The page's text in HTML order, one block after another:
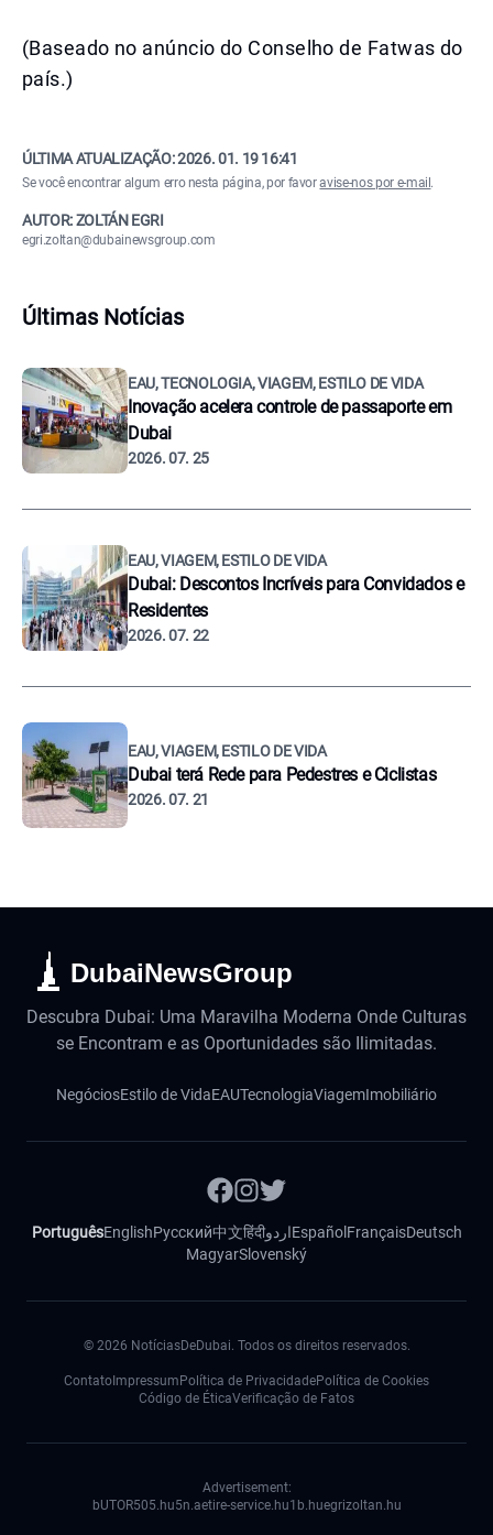
(Baseado no anúncio do Conselho de Fatwas do
país.)
ÚLTIMA ATUALIZAÇÃO:2026. 01. 19 16:41
Se você encontrar algum erro nesta página, por favoravise-nos por e-mail .
AUTOR: ZOLTÁN EGRI
egri.zoltan@dubainewsgroup.com
Últimas Notícias
EAU, TECNOLOGIA, VIAGEM, ESTILO DE VIDA
Inovação acelera controle de passaporte em
Dubai
2026. 07. 25
EAU, VIAGEM, ESTILO DE VIDA
Dubai: Descontos Incríveis para Convidados e
Residentes
2026. 07. 22
EAU, VIAGEM, ESTILO DE VIDA
Dubai terá Rede para Pedestres e Ciclistas
2026. 07. 21
DubaiNewsGroup
Descubra Dubai: Uma Maravilha Moderna Onde Culturas
se Encontram e as Oportunidades são Ilimitadas.
NegóciosEstilo de VidaEAUTecnologiaViagemImobiliário
PortuguêsEnglishРусский中文हिंदीاردوEspañol FrançaisDeutsch
MagyarSlovenský
© 2026 NotíciasDeDubai. Todos os direitos reservados.
Contato Impressum Política de PrivacidadePolítica de Cookies
Código de ÉticaVerificação de Fatos
Advertisement:
bUTOR505.hu5n.aetire-service.hu1b.huegrizoltan.hu